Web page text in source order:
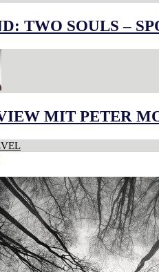
TWO SOULS –
MIT PETER